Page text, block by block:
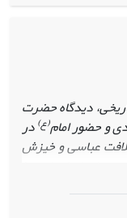
دیدگاه حضرت
(ع)در
عباسی و خیزش
پاسخ‌های خود را
توجه به نصوص
به رویکرد علمی